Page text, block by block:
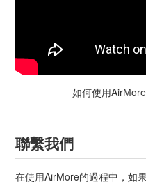
如何使用
聯繫我們
在使用AirMore的過程中，如